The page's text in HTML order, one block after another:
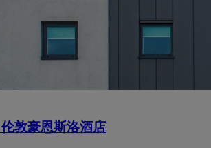
敦豪恩斯洛酒店